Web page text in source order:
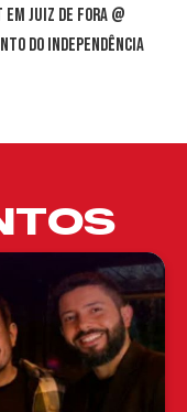
Juiz de Fora @
do Independência